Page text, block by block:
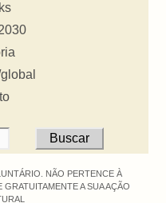
NÃO PERTENCE À
GRATUITAMENTE A SUA AÇÃO